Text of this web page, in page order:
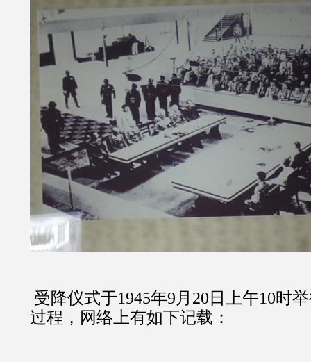
受降仪式于1945年9月20日上午10时
过程，网络上有如下记载：